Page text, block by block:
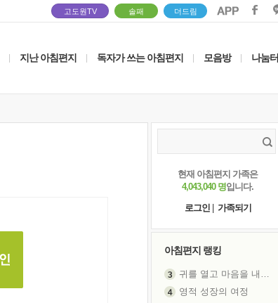
고도원TV 솔패 더드림
지난 아침편지 독자가 쓰는 아침편지 모음방 나눔터
현재 아침편지 가족은
4,043,040 명입니다.
로그인
가족되기
아침편지 랭킹
귀를 열고 마음을 내어주고
영적 성장의 여정